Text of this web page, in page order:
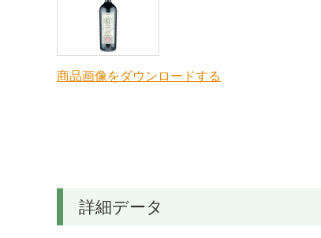
商品画像をダウンロードする
詳細データ